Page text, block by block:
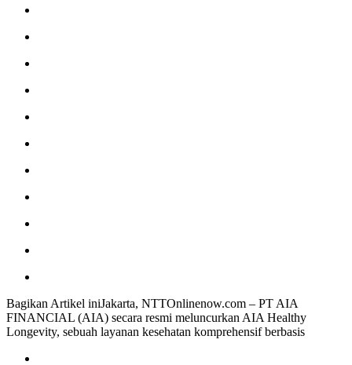
Bagikan Artikel iniJakarta, NTTOnlinenow.com – PT AIA
FINANCIAL (AIA) secara resmi meluncurkan AIA Healthy
Longevity, sebuah layanan kesehatan komprehensif berbasis